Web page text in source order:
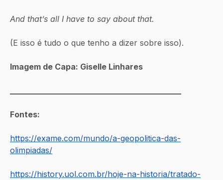
And that’s all I have to say about that.
(E isso é tudo o que tenho a dizer sobre isso).
Imagem de Capa: Giselle Linhares
Fontes:
https://exame.com/mundo/a-geopolitica-das-
olimpiadas/
https://history.uol.com.br/hoje-na-historia/tratado-